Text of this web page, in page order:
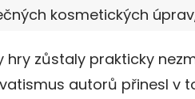
kosmetických
hry zůstaly prakticky
autorů přinesl v